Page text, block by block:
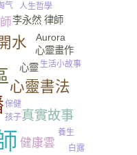
水
心靈書法
真實故事
健康雲
心靈
心靈畫作
李永然 律師
Aurora
養生
保健
白露
生活小故事
气
孩子
人生哲學